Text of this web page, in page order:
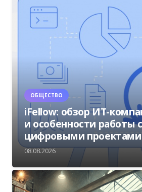
ОБЩЕСТВО
iFellow: обзор ИТ-
и особенности работы с
цифровыми проектами
08.08.2026